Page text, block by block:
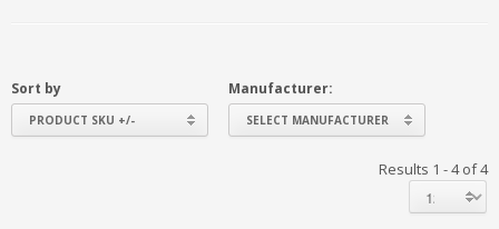
Sort by
PRODUCT SKU +/-
Manufacturer:
SELECT MANUFACTURER
Results 1 - 4 of 4